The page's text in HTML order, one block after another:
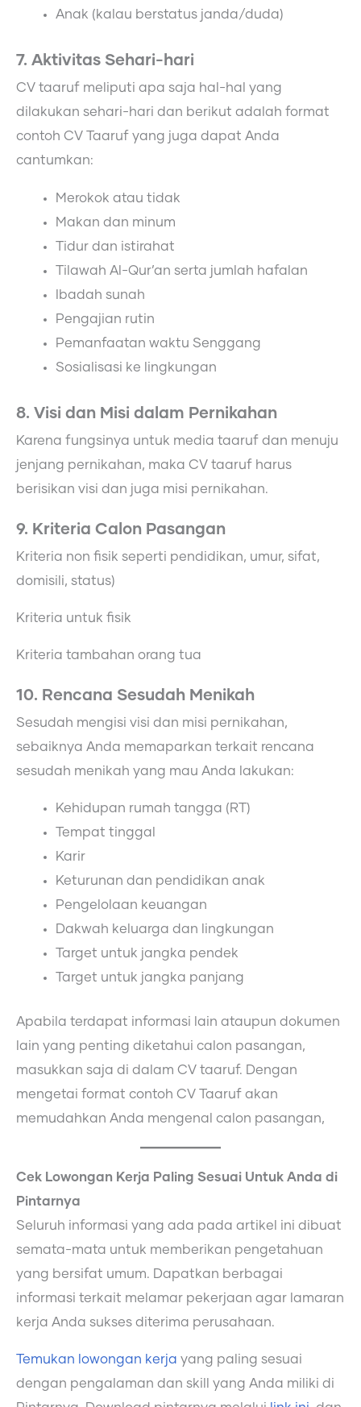
Anak (kalau berstatus janda/duda)
7. Aktivitas Sehari-hari
CV taaruf meliputi apa saja hal-hal yang
dilakukan sehari-hari dan berikut adalah format
contoh CV Taaruf yang juga dapat Anda
cantumkan:
Merokok atau tidak
Makan dan minum
Tidur dan istirahat
Tilawah Al-Qur’an serta jumlah hafalan
Ibadah sunah
Pengajian rutin
Pemanfaatan waktu Senggang
Sosialisasi ke lingkungan
8. Visi dan Misi dalam Pernikahan
Karena fungsinya untuk media taaruf dan menuju
jenjang pernikahan, maka CV taaruf harus
berisikan visi dan juga misi pernikahan.
9. Kriteria Calon Pasangan
Kriteria non fisik seperti pendidikan, umur, sifat,
domisili, status)
Kriteria untuk fisik
Kriteria tambahan orang tua
10. Rencana Sesudah Menikah
Sesudah mengisi visi dan misi pernikahan,
sebaiknya Anda memaparkan terkait rencana
sesudah menikah yang mau Anda lakukan:
Kehidupan rumah tangga (RT)
Tempat tinggal
Karir
Keturunan dan pendidikan anak
Pengelolaan keuangan
Dakwah keluarga dan lingkungan
Target untuk jangka pendek
Target untuk jangka panjang
Apabila terdapat informasi lain ataupun dokumen
lain yang penting diketahui calon pasangan,
masukkan saja di dalam CV taaruf. Dengan
mengetai format contoh CV Taaruf akan
memudahkan Anda mengenal calon pasangan,
Cek Lowongan Kerja Paling Sesuai Untuk Anda di
Pintarnya
Seluruh informasi yang ada pada artikel ini dibuat
semata-mata untuk memberikan pengetahuan
yang bersifat umum. Dapatkan berbagai
informasi terkait melamar pekerjaan agar lamaran
kerja Anda sukses diterima perusahaan.
Temukan lowongan kerja yang paling sesuai
dengan pengalaman dan skill yang Anda miliki di